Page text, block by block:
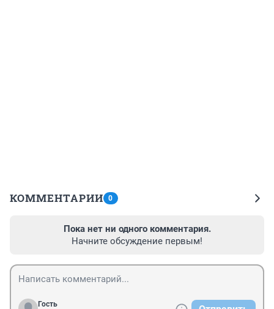
КОММЕНТАРИИ 0
Пока нет ни одного комментария.
Начните обсуждение первым!
Гость